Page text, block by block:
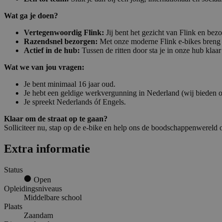
Wat ga je doen?
Vertegenwoordig Flink: Jij bent het gezicht van Flink en
Razendsnel bezorgen: Met onze moderne Flink e-bikes
Actief in de hub: Tussen de ritten door sta je in onze hub
Wat we van jou vragen:
Je bent minimaal 16 jaar oud.
Je hebt een geldige werkvergunning in Nederland (wij bieden
Je spreekt Nederlands óf Engels.
Klaar om de straat op te gaan?
Solliciteer nu, stap op de e-bike en help ons de boodschappenwereld
Extra informatie
Status
Open
Opleidingsniveaus
Middelbare school
Plaats
Zaandam